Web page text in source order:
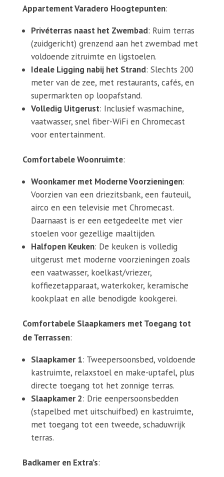
Appartement Varadero Hoogtepunten:
Privéterras naast het Zwembad: Ruim terras
(zuidgericht) grenzend aan het zwembad met
voldoende zitruimte en ligstoelen.
Ideale Ligging nabij het Strand: Slechts 200
meter van de zee, met restaurants, cafés, en
supermarkten op loopafstand.
Volledig Uitgerust: Inclusief wasmachine,
vaatwasser, snel fiber-WiFi en Chromecast
voor entertainment.
Comfortabele Woonruimte:
Woonkamer met Moderne Voorzieningen:
Voorzien van een driezitsbank, een fauteuil,
airco en een televisie met Chromecast.
Daarnaast is er een eetgedeelte met vier
stoelen voor gezellige maaltijden.
Halfopen Keuken: De keuken is volledig
uitgerust met moderne voorzieningen zoals
een vaatwasser, koelkast/vriezer,
koffiezetapparaat, waterkoker, keramische
kookplaat en alle benodigde kookgerei.
Comfortabele Slaapkamers met Toegang tot
de Terrassen:
Slaapkamer 1: Tweepersoonsbed, voldoende
kastruimte, relaxstoel en make-uptafel, plus
directe toegang tot het zonnige terras.
Slaapkamer 2: Drie eenpersoonsbedden
(stapelbed met uitschuifbed) en kastruimte,
met toegang tot een tweede, schaduwrijk
terras.
Badkamer en Extra’s: